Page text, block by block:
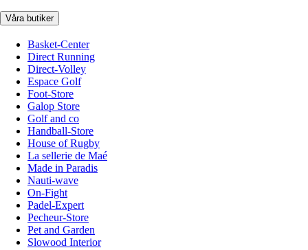
Våra butiker
Basket-Center
Direct Running
Direct-Volley
Espace Golf
Foot-Store
Galop Store
Golf and co
Handball-Store
House of Rugby
La sellerie de Maé
Made in Paradis
Nauti-wave
On-Fight
Padel-Expert
Pecheur-Store
Pet and Garden
Slowood Interior